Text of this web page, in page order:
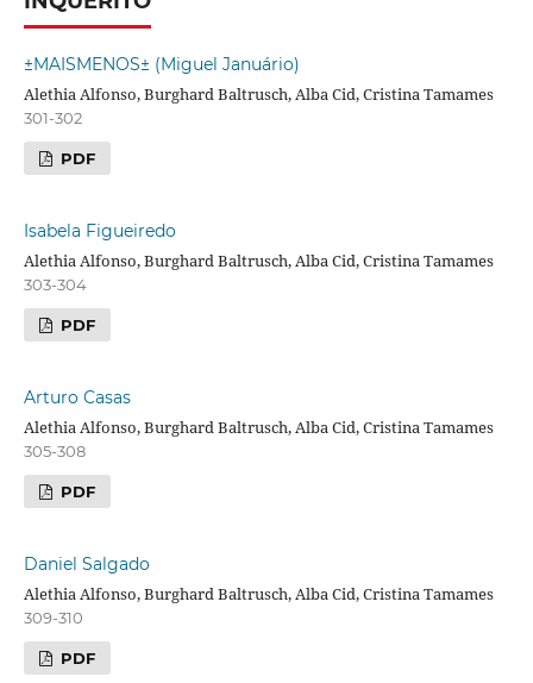
±MAISMENOS± (Miguel Januário)
Alethia Alfonso, Burghard Baltrusch, Alba Cid, Cristina Tamames
301-302
PDF
Isabela Figueiredo
Alethia Alfonso, Burghard Baltrusch, Alba Cid, Cristina Tamames
303-304
PDF
Arturo Casas
Alethia Alfonso, Burghard Baltrusch, Alba Cid, Cristina Tamames
305-308
PDF
Daniel Salgado
Alethia Alfonso, Burghard Baltrusch, Alba Cid, Cristina Tamames
309-310
PDF